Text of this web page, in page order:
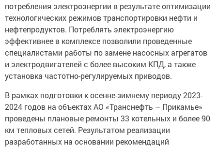
потребления электроэнергии в результате оптимизации
технологических режимов транспортировки нефти и
нефтепродуктов. Потреблять электроэнергию
эффективнее в комплексе позволили проведенные
специалистами работы по замене насосных агрегатов
и электродвигателей с более высоким КПД, а также
установка частотно-регулируемых приводов.
В рамках подготовки к осенне-зимнему периоду 2023-
2024 годов на объектах АО «Транснефть – Прикамье»
проведены плановые ремонты 33 котельных и более 90
км тепловых сетей. Результатом реализации
разработанных на основании рекомендаций